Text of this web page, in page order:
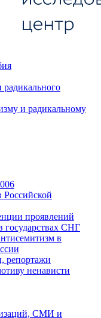
радикального
и радикальному
проявлений
государствах СНГ
в
репортажи
ненависти
СМИ и